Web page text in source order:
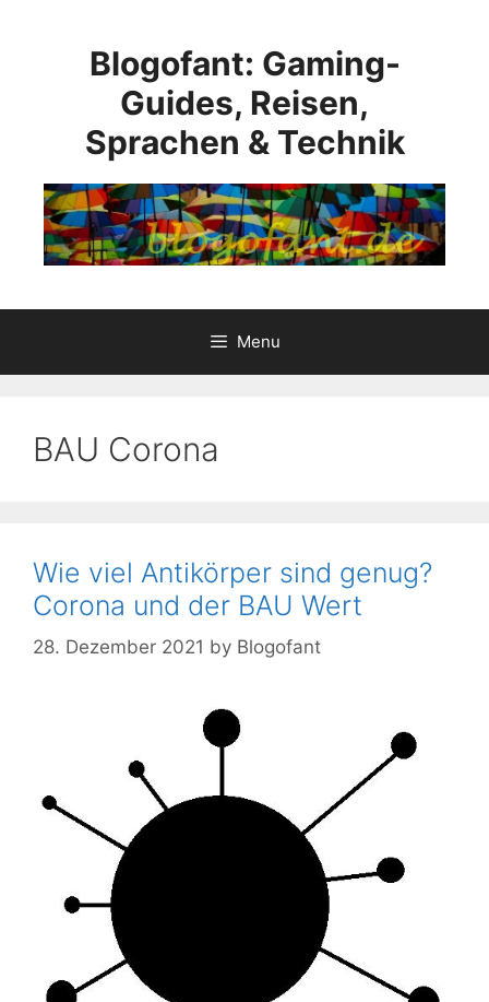
Blogofant: Gaming-
Guides, Reisen,
Sprachen & Technik
Menu
BAU Corona
Wie viel Antikörper sind genug?
Corona und der BAU Wert
28. Dezember 2021 by Blogofant